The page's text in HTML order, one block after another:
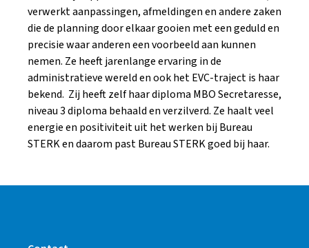
verwerkt aanpassingen, afmeldingen en andere zaken
die de planning door elkaar gooien met een geduld en
precisie waar anderen een voorbeeld aan kunnen
nemen. Ze heeft jarenlange ervaring in de
administratieve wereld en ook het EVC-traject is haar
bekend. Zij heeft zelf haar diploma MBO Secretaresse,
niveau 3 diploma behaald en verzilverd. Ze haalt veel
energie en positiviteit uit het werken bij Bureau
STERK en daarom past Bureau STERK goed bij haar.